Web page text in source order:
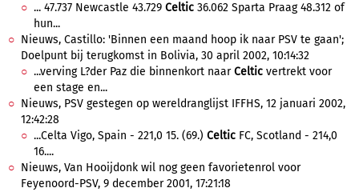
... 47.737 Newcastle 43.729 Celtic 36.062 Sparta Praag 48.312 of
hun...
Nieuws, Castillo: 'Binnen een maand hoop ik naar PSV te gaan';
Doelpunt bij terugkomst in Bolivia, 30 april 2002, 10:14:32
...verving L?der Paz die binnenkort naarCeltic vertrekt voor
een stage en...
Nieuws, PSV gestegen op wereldranglijst IFFHS, 12 januari 2002,
12:42:28
...Celta Vigo, Spain - 221,0 15. (69.) Celtic FC, Scotland - 214,0
16....
Nieuws, Van Hooijdonk wil nog geen favorietenrol voor
Feyenoord-PSV, 9 december 2001, 17:21:18